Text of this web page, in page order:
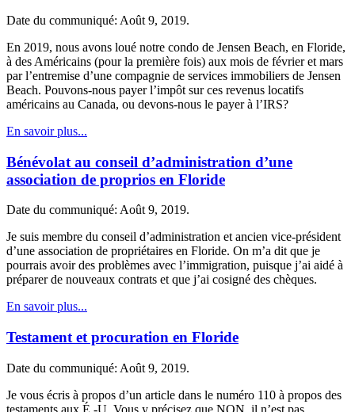
Date du communiqué: Août 9, 2019.
En 2019, nous avons loué notre condo de Jensen Beach, en Floride,
à des Américains (pour la première fois) aux mois de février et mars
par l’entremise d’une compagnie de services immobiliers de Jensen
Beach. Pouvons-nous payer l’impôt sur ces revenus locatifs
américains au Canada, ou devons-nous le payer à l’IRS?
En savoir plus...
Bénévolat au conseil d’administration d’une
association de proprios en Floride
Date du communiqué: Août 9, 2019.
Je suis membre du conseil d’administration et ancien vice-président
d’une association de propriétaires en Floride. On m’a dit que je
pourrais avoir des problèmes avec l’immigration, puisque j’ai aidé à
préparer de nouveaux contrats et que j’ai cosigné des chèques.
En savoir plus...
Testament et procuration en Floride
Date du communiqué: Août 9, 2019.
Je vous écris à propos d’un article dans le numéro 110 à propos des
testaments aux É.-U. Vous y précisez que NON, il n’est pas